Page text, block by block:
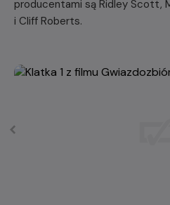
producentami są Ridley Scott,
i Cliff Roberts.